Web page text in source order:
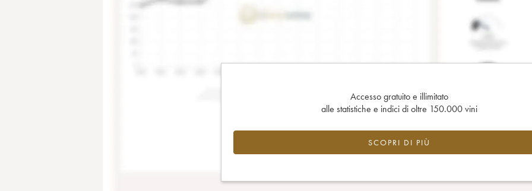
Accesso gratuito e illimitato
alle statistiche e indici di oltre 150.000 vini
SCOPRI DI PIÙ